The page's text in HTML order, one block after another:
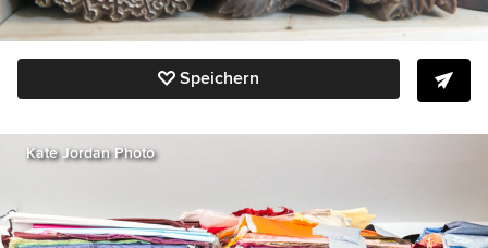
Speichern
Kate Jordan Photo